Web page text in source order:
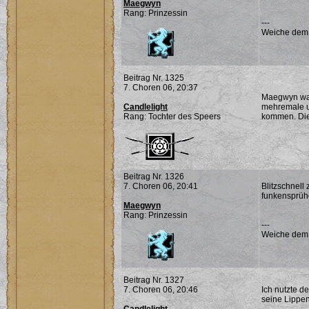
Maegwyn
Rang: Prinzessin
---
Weiche
Beitrag Nr. 1325
7. Choren 06, 20:37
Candlelight
Rang: Tochter des Speers
Maegwyn
mehremale
kommen.
Beitrag Nr. 1326
7. Choren 06, 20:41
Maegwyn
Rang: Prinzessin
Blitzschnell
---
Weiche
Beitrag Nr. 1327
7. Choren 06, 20:46
Ich nutzte
seine